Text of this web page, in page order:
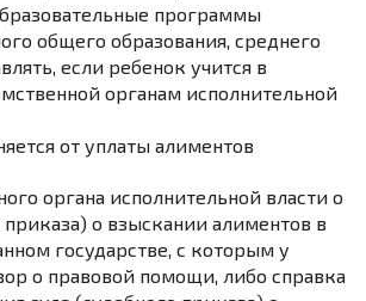
программы
общего образования, среднего
если ребенок учится в
органам исполнительной
от уплаты алиментов
органа исполнительной власти о
о взыскании алиментов в
государстве, с которым у
о правовой помощи, либо справка